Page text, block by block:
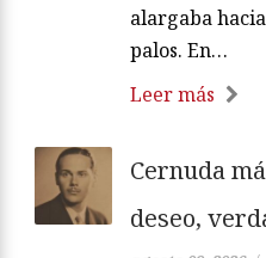
alargaba
palos. En…
Leer más
Cernuda
deseo,